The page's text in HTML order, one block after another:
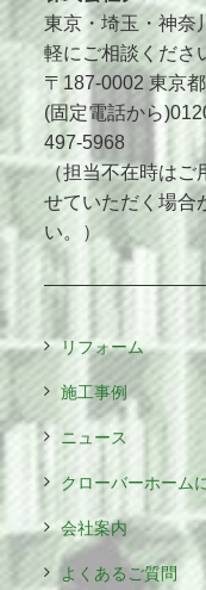
東京・埼玉・神奈
軽にご相談くださ
〒187-0002 東京
(固定電話から
497-5968
（担当不在時はご
せていただく場合
い。）
リフォーム
施工事例
ニュース
クローバーホーム
会社案内
よくあるご質問